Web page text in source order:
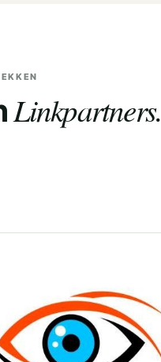
Linkpartners.